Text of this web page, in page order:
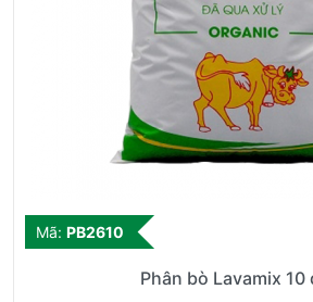
Mã: PB2610
Phân bò Lavamix 10